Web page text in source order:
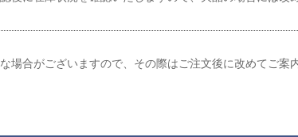
場合がございますので、その際はご注文後に改めてご案